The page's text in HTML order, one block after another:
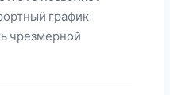
график
чрезмерной